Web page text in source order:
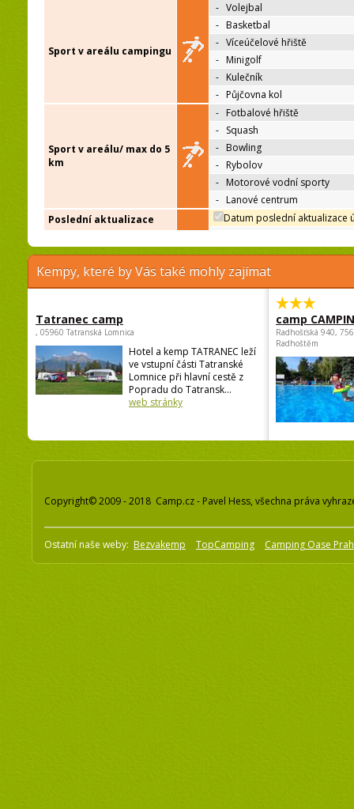
Sport v areálu campingu
- Volejbal
- Basketbal
- Víceúčelové hřiště
- Minigolf
- Kulečník
- Půjčovna kol
Sport v areálu/ max do 5
km
- Fotbalové hřiště
- Squash
- Bowling
- Rybolov
- Motorové vodní sporty
- Lanové centrum
Poslední aktualizace
Datum poslední aktualizace
Kempy, které by Vás také mohly zajímat
Tatranec camp
, 05960 Tatranská Lomnica
Hotel a kemp TATRANEC leží
ve vstupní části Tatranské
Lomnice při hlavní cestě z
Popradu do Tatransk...
web stránky
camp
Radhošťská 940,
Radhoštěm
Copyright© 2009 - 2018 Camp.cz - Pavel Hess, všechna práva
Ostatní naše weby: Bezvakemp TopCamping Camping Oase